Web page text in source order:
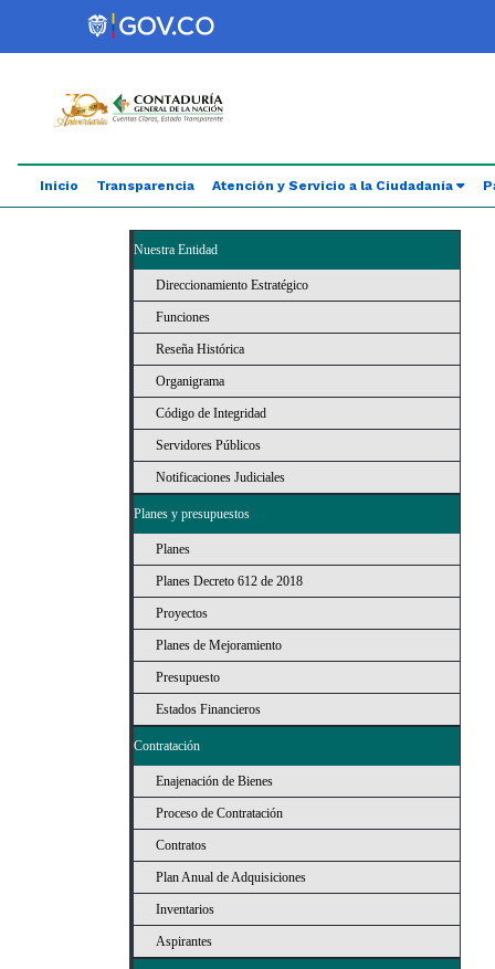
Saltar al contenido principal
Abrir menú de accesibilidad
Inicio Transparencia Atención y Servicio a la Ciudadanía
Nuestra Entidad
Direccionamiento Estratégico
Funciones
Reseña Histórica
Organigrama
Código de Integridad
Servidores Públicos
Notificaciones Judiciales
Planes y presupuestos
Planes
Planes Decreto 612 de 2018
Proyectos
Planes de Mejoramiento
Presupuesto
Estados Financieros
Contratación
Enajenación de Bienes
Proceso de Contratación
Contratos
Plan Anual de Adquisiciones
Inventarios
Aspirantes